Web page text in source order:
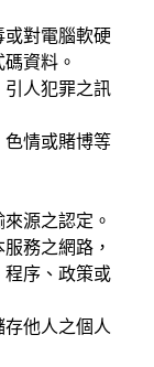
或對電腦軟硬
資料。
引人犯罪之訊
情或賭博等
源之認定。
務之網路，
程序、政策或
他人之個人